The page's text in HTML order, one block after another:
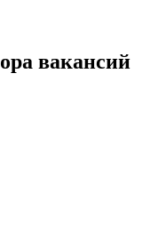
вакансий